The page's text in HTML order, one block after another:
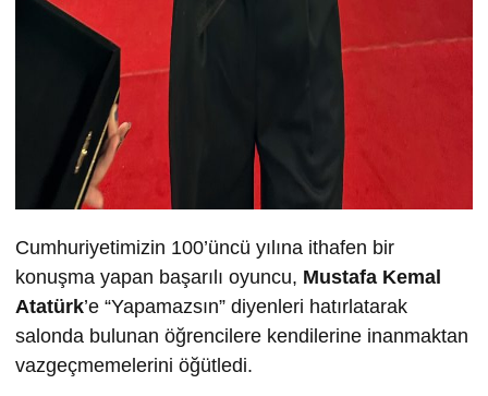
Cumhuriyetimizin 100’üncü yılına ithafen bir
konuşma yapan başarılı oyuncu, Mustafa Kemal
Atatürk’e “Yapamazsın” diyenleri hatırlatarak
salonda bulunan öğrencilere kendilerine inanmaktan
vazgeçmemelerini öğütledi.